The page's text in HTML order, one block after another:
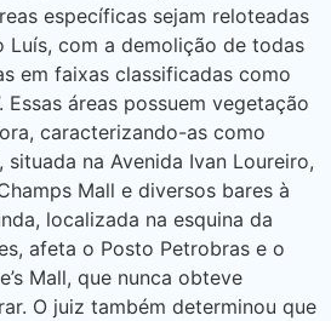
específicas sejam reloteadas
Luís, com a demolição de todas
em faixas classificadas como
Essas áreas possuem vegetação
caracterizando-as como
situada na Avenida Ivan Loureiro,
Mall e diversos bares à
localizada na esquina da
afeta o Posto Petrobras e o
Mall, que nunca obteve
O juiz também determinou que